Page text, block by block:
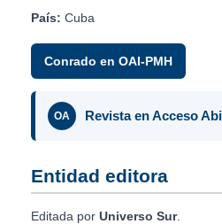
País: Cuba
Conrado en OAI-PMH
OA Revista en Acceso
Entidad editora
Editada por Universo Sur.